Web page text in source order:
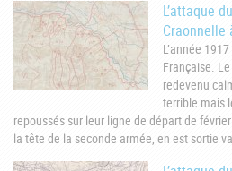
L’attaque
Craonnelle
L’année
Française.
redevenu
terrible mais
repoussés sur leur ligne de départ de
la tête de la seconde armée, en est sortie